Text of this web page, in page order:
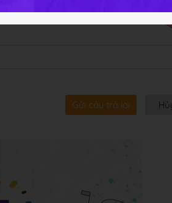
Gửi câu trả lời